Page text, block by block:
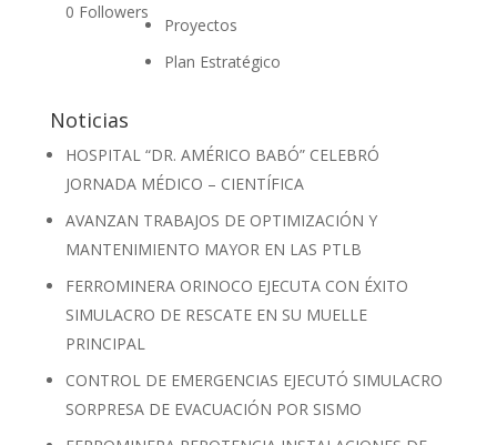
0 Followers
Proyectos
Plan Estratégico
Noticias
HOSPITAL “DR. AMÉRICO BABÓ” CELEBRÓ
JORNADA MÉDICO – CIENTÍFICA
AVANZAN TRABAJOS DE OPTIMIZACIÓN Y
MANTENIMIENTO MAYOR EN LAS PTLB
FERROMINERA ORINOCO EJECUTA CON ÉXITO
SIMULACRO DE RESCATE EN SU MUELLE
PRINCIPAL
CONTROL DE EMERGENCIAS EJECUTÓ SIMULACRO
SORPRESA DE EVACUACIÓN POR SISMO